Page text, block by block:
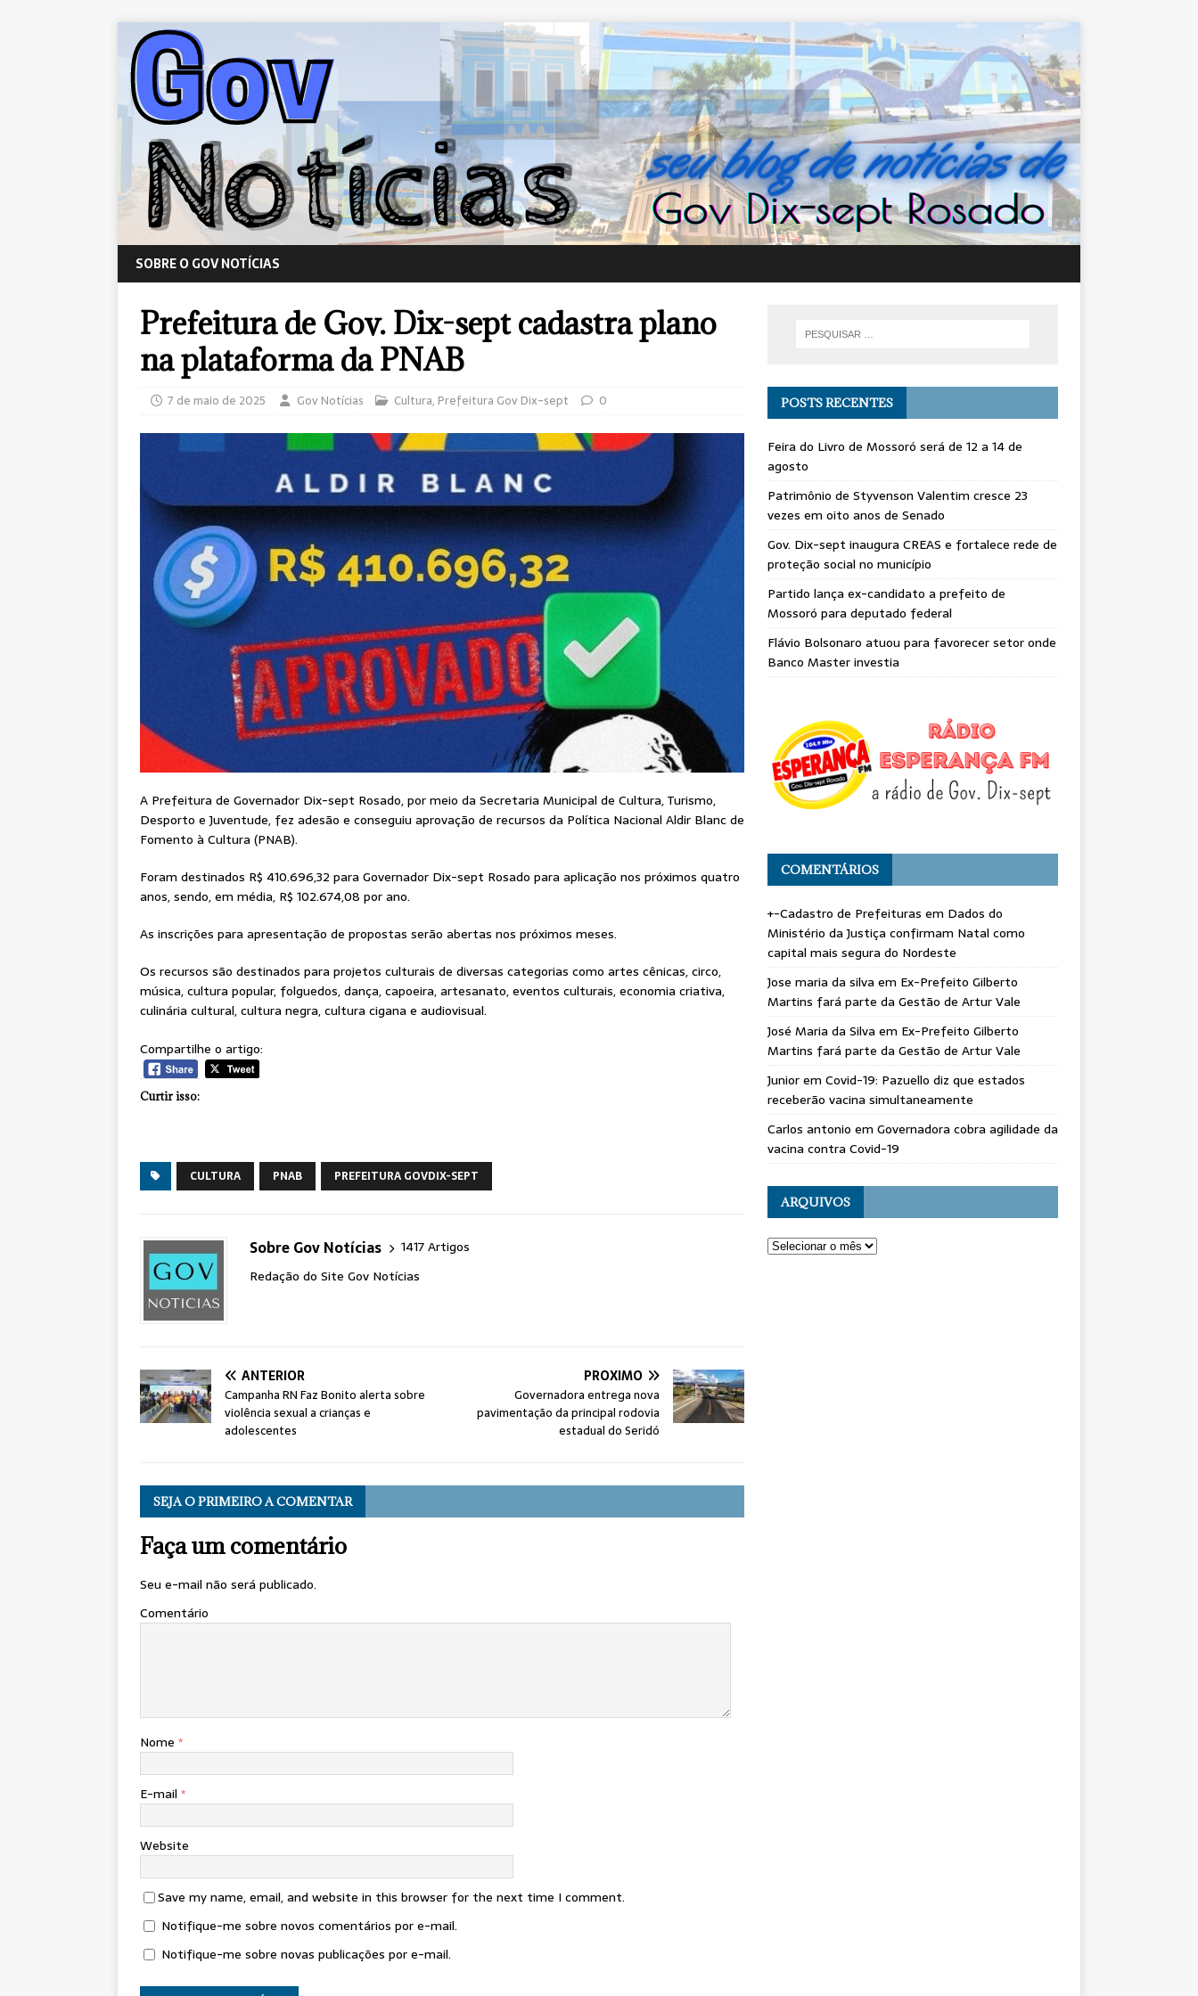
SOBRE O GOV NOTÍCIAS
Prefeitura de Gov. Dix-sept cadastra plano
na plataforma da PNAB
7 de maio de 2025 Gov Notícias Cultura, Prefeitura Gov Dix-sept 0
A Prefeitura de Governador Dix-sept Rosado, por meio da Secretaria Municipal de Cultura, Turismo,
Desporto e Juventude, fez adesão e conseguiu aprovação de recursos da Política Nacional Aldir Blanc de
Fomento à Cultura (PNAB).
Foram destinados R$ 410.696,32 para Governador Dix-sept Rosado para aplicação nos próximos quatro
anos, sendo, em média, R$ 102.674,08 por ano.
As inscrições para apresentação de propostas serão abertas nos próximos meses.
Os recursos são destinados para projetos culturais de diversas categorias como artes cênicas, circo,
música, cultura popular, folguedos, dança, capoeira, artesanato, eventos culturais, economia criativa,
culinária cultural, cultura negra, cultura cigana e audiovisual.
Compartilhe o artigo:
Curtir isso:
CULTURA PNAB PREFEITURA GOVDIX-SEPT
Sobre Gov Notícias
1417 Artigos
Redação do Site Gov Notícias
ANTERIOR
Campanha RN Faz Bonito alerta sobre
violência sexual a crianças e
adolescentes
PRÓXIMO
Governadora entrega nova
pavimentação da principal rodovia
estadual do Seridó
SEJA O PRIMEIRO A COMENTAR
Faça um comentário
Seu e-mail não será publicado.
Comentário
Nome *
E-mail *
Website
Save my name, email, and website in this browser for the next time I comment.
Notifique-me sobre novos comentários por e-mail.
Notifique-me sobre novas publicações por e-mail.
POSTS RECENTES
Feira do Livro de Mossoró será de 12 a 14 de
agosto
Patrimônio de Styvenson Valentim cresce 23
vezes em oito anos de Senado
Gov. Dix-sept inaugura CREAS e fortalece rede de
proteção social no município
Partido lança ex-candidato a prefeito de
Mossoró para deputado federal
Flávio Bolsonaro atuou para favorecer setor onde
Banco Master investia
COMENTÁRIOS
+-Cadastro de Prefeituras em Dados do
Ministério da Justiça confirmam Natal como
capital mais segura do Nordeste
Jose maria da silva em Ex-Prefeito Gilberto
Martins fará parte da Gestão de Artur Vale
José Maria da Silva em Ex-Prefeito Gilberto
Martins fará parte da Gestão de Artur Vale
Juniorem Covid-19: Pazuello diz que estados
receberão vacina simultaneamente
Carlos antonio em Governadora cobra agilidade da
vacina contra Covid-19
ARQUIVOS